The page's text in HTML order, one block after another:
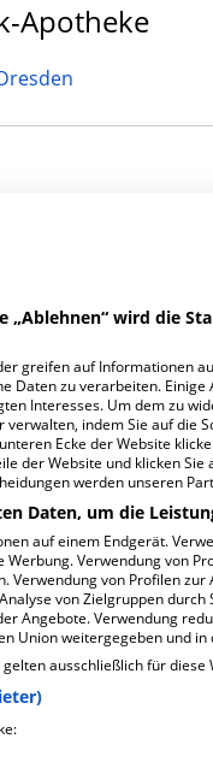
Apotheke
Carus Dresden
Dresden, Anstalt
Sachsen
großes
Kapazität von
therapiert.
„Ablehnen“ wird die
greifen auf Informationen
Daten zu verarbeiten.
Interesses. Um dem zu
indem Sie auf die
Ecke der Website
der Website und klicken
werden unseren
Daten, um die
auf einem Endgerät.
Verwendung von
Verwendung von Profilen
von Zielgruppen
Angebote. Verwendung
Union weitergegeben und in
ausschließlich für diese